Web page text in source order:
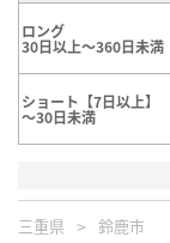
ロング
30日以上～360日未満
ショート【7日以上】
～30日未満
三重県 鈴鹿市